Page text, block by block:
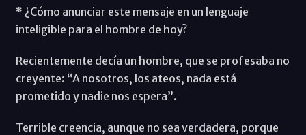
* ¿Cómo anunciar este mensaje en un lenguaje
inteligible para el hombre de hoy?
Recientemente decía un hombre, que se profesaba no
creyente: “A nosotros, los ateos, nada está
prometido y nadie nos espera”.
Terrible creencia, aunque no sea verdadera, porque